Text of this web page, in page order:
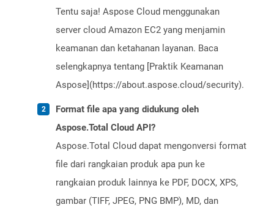
Tentu saja! Aspose Cloud menggunakan
server cloud Amazon EC2 yang menjamin
keamanan dan ketahanan layanan. Baca
selengkapnya tentang [Praktik Keamanan
Aspose](https://about.aspose.cloud/security).
Format file apa yang didukung oleh
Aspose.Total Cloud API?
Aspose.Total Cloud dapat mengonversi format
file dari rangkaian produk apa pun ke
rangkaian produk lainnya ke PDF, DOCX, XPS,
gambar (TIFF, JPEG, PNG BMP), MD, dan